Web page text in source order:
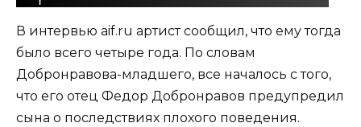
В интервью aif.ru артист сообщил, что ему тогда
было всего четыре года. По словам
Добронравова-младшего, все началось с того,
что его отец Федор Добронравов предупредил
сына о последствиях плохого поведения.